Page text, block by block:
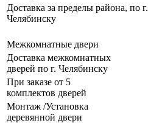
Доставка за пределы района, по г.
Челябинску
Межкомнатные двери
Доставка межкомнатных
дверей по г. Челябинску
При заказе от 5
комплектов дверей
Монтаж /Установка
деревянной двери